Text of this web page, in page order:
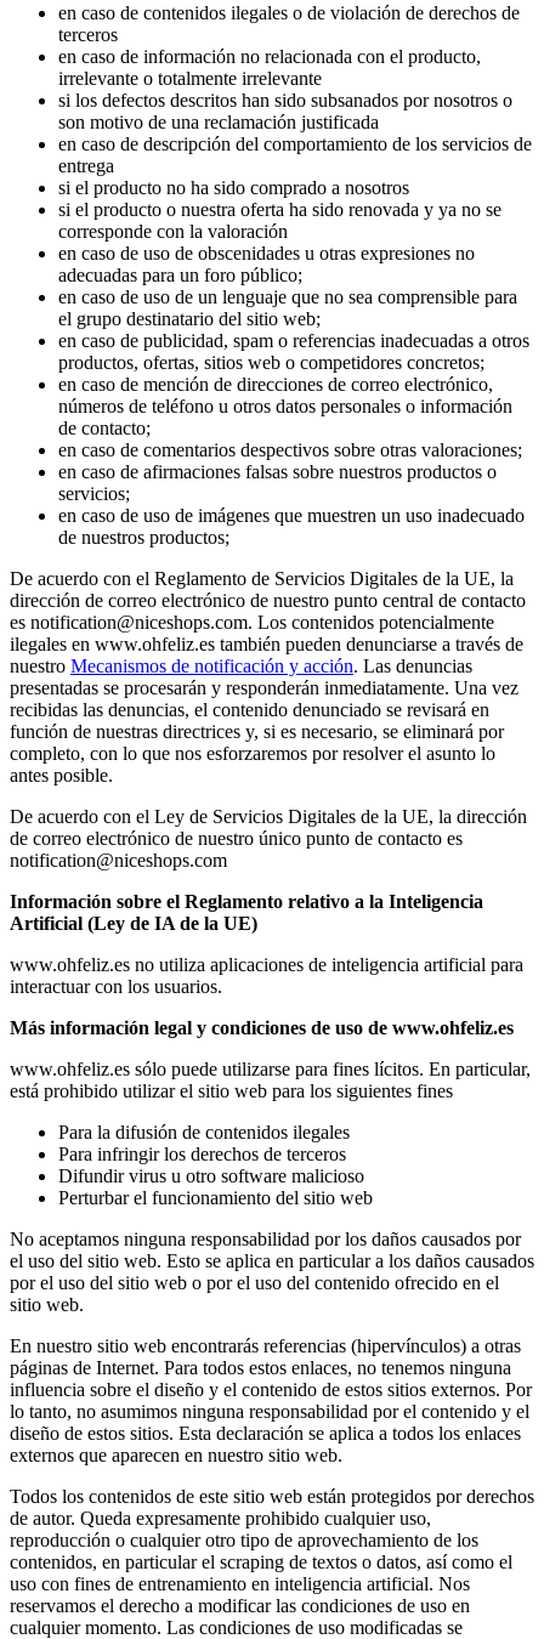
en caso de contenidos ilegales o de violación de derechos de
terceros
en caso de información no relacionada con el producto,
irrelevante o totalmente irrelevante
si los defectos descritos han sido subsanados por nosotros o
son motivo de una reclamación justificada
en caso de descripción del comportamiento de los servicios de
entrega
si el producto no ha sido comprado a nosotros
si el producto o nuestra oferta ha sido renovada y ya no se
corresponde con la valoración
en caso de uso de obscenidades u otras expresiones no
adecuadas para un foro público;
en caso de uso de un lenguaje que no sea comprensible para
el grupo destinatario del sitio web;
en caso de publicidad, spam o referencias inadecuadas a otros
productos, ofertas, sitios web o competidores concretos;
en caso de mención de direcciones de correo electrónico,
números de teléfono u otros datos personales o información
de contacto;
en caso de comentarios despectivos sobre otras valoraciones;
en caso de afirmaciones falsas sobre nuestros productos o
servicios;
en caso de uso de imágenes que muestren un uso inadecuado
de nuestros productos;
De acuerdo con el Reglamento de Servicios Digitales de la UE, la
dirección de correo electrónico de nuestro punto central de contacto
es notification@niceshops.com. Los contenidos potencialmente
ilegales en www.ohfeliz.es también pueden denunciarse a través de
nuestro Mecanismos de notificación y acción. Las denuncias
presentadas se procesarán y responderán inmediatamente. Una vez
recibidas las denuncias, el contenido denunciado se revisará en
función de nuestras directrices y, si es necesario, se eliminará por
completo, con lo que nos esforzaremos por resolver el asunto lo
antes posible.
De acuerdo con el Ley de Servicios Digitales de la UE, la dirección
de correo electrónico de nuestro único punto de contacto es
notification@niceshops.com
Información sobre el Reglamento relativo a la Inteligencia
Artificial (Ley de IA de la UE)
www.ohfeliz.es no utiliza aplicaciones de inteligencia artificial para
interactuar con los usuarios.
Más información legal y condiciones de uso de www.ohfeliz.es
www.ohfeliz.es sólo puede utilizarse para fines lícitos. En particular,
está prohibido utilizar el sitio web para los siguientes fines
Para la difusión de contenidos ilegales
Para infringir los derechos de terceros
Difundir virus u otro software malicioso
Perturbar el funcionamiento del sitio web
No aceptamos ninguna responsabilidad por los daños causados por
el uso del sitio web. Esto se aplica en particular a los daños causados
por el uso del sitio web o por el uso del contenido ofrecido en el
sitio web.
En nuestro sitio web encontrarás referencias (hipervínculos) a otras
páginas de Internet. Para todos estos enlaces, no tenemos ninguna
influencia sobre el diseño y el contenido de estos sitios externos. Por
lo tanto, no asumimos ninguna responsabilidad por el contenido y el
diseño de estos sitios. Esta declaración se aplica a todos los enlaces
externos que aparecen en nuestro sitio web.
Todos los contenidos de este sitio web están protegidos por derechos
de autor. Queda expresamente prohibido cualquier uso,
reproducción o cualquier otro tipo de aprovechamiento de los
contenidos, en particular el scraping de textos o datos, así como el
uso con fines de entrenamiento en inteligencia artificial. Nos
reservamos el derecho a modificar las condiciones de uso en
cualquier momento. Las condiciones de uso modificadas se